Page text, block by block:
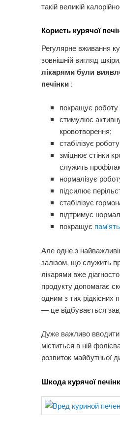
такій великій
Користь курячої
Регулярне вживання
зовнішній вигляд
лікарями були
печінки :
покращує роботу
стимулює
кровотворення;
стабілізує
зміцнює стінки
служить
нормалізує
підсилює
стабілізує
підтримує
покращує пам'ять
Але одне з
залізом, що служить
лікарями вже
продукту допомагає
одним з тих рідкісних
— це відбувається
Дуже важливо вводити
міститься в ній
розвиток майбутньої
Шкода курячої